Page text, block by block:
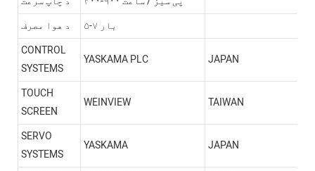
د هوا مصرف
۵-۷ بار
CONTROL
SYSTEMS
YASKAMA PLC JAPAN
TOUCH
SCREEN
WEINVIEW TAIWAN
SERVO
SYSTEMS
YASKAMA JAPAN